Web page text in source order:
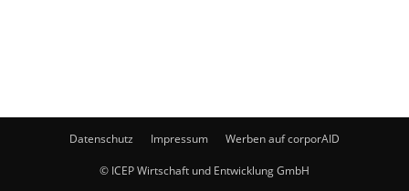
Datenschutz Impressum Werben auf corporAID
© ICEP Wirtschaft und Entwicklung GmbH